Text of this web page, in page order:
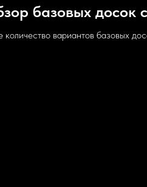
базовых досок
вариантов базовых